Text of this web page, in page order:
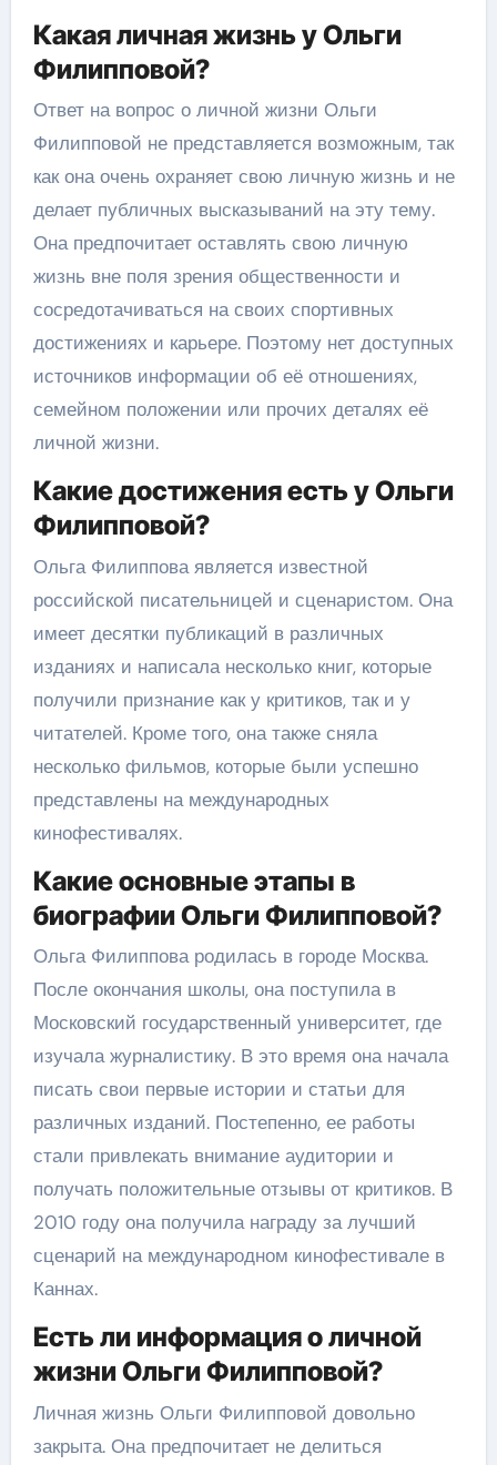
Какая личная жизнь у Ольги
Филипповой?
Ответ на вопрос о личной жизни Ольги
Филипповой не представляется возможным, так
как она очень охраняет свою личную жизнь и не
делает публичных высказываний на эту тему.
Она предпочитает оставлять свою личную
жизнь вне поля зрения общественности и
сосредотачиваться на своих спортивных
достижениях и карьере. Поэтому нет доступных
источников информации об её отношениях,
семейном положении или прочих деталях её
личной жизни.
Какие достижения есть у Ольги
Филипповой?
Ольга Филиппова является известной
российской писательницей и сценаристом. Она
имеет десятки публикаций в различных
изданиях и написала несколько книг, которые
получили признание как у критиков, так и у
читателей. Кроме того, она также сняла
несколько фильмов, которые были успешно
представлены на международных
кинофестивалях.
Какие основные этапы в
биографии Ольги Филипповой?
Ольга Филиппова родилась в городе Москва.
После окончания школы, она поступила в
Московский государственный университет, где
изучала журналистику. В это время она начала
писать свои первые истории и статьи для
различных изданий. Постепенно, ее работы
стали привлекать внимание аудитории и
получать положительные отзывы от критиков. В
2010 году она получила награду за лучший
сценарий на международном кинофестивале в
Каннах.
Есть ли информация о личной
жизни Ольги Филипповой?
Личная жизнь Ольги Филипповой довольно
закрыта. Она предпочитает не делиться